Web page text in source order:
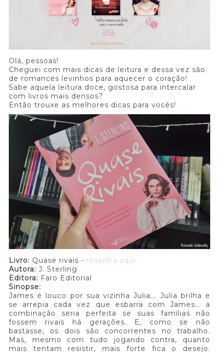
Olá, pessoas!
Cheguei com mais dicas de leitura e dessa vez são
de romances levinhos para aquecer o coração!
Sabe aquela leitura doce, gostosa para intercalar
com livros mais densos?
Então trouxe as melhores dicas para vocês!
Livro: Quase rivais - resenha aqui
Autora: J. Sterling
Editora: Faro Editorial
Sinopse:
James é louco por sua vizinha Julia... Julia brilha e
se arrepia cada vez que esbarra com James... a
combinação seria perfeita se suas famílias não
fossem rivais há gerações. E, como se não
bastasse, os dois são concorrentes no trabalho.
Mas, mesmo com tudo jogando contra, quanto
mais tentam resistir, mais forte fica o desejo.